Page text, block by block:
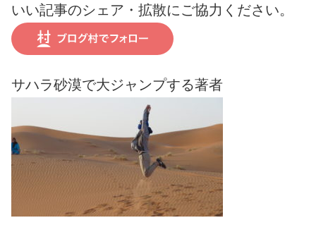
いい記事のシェア・拡散にご協力ください。
サハラ砂漠で大ジャンプする著者